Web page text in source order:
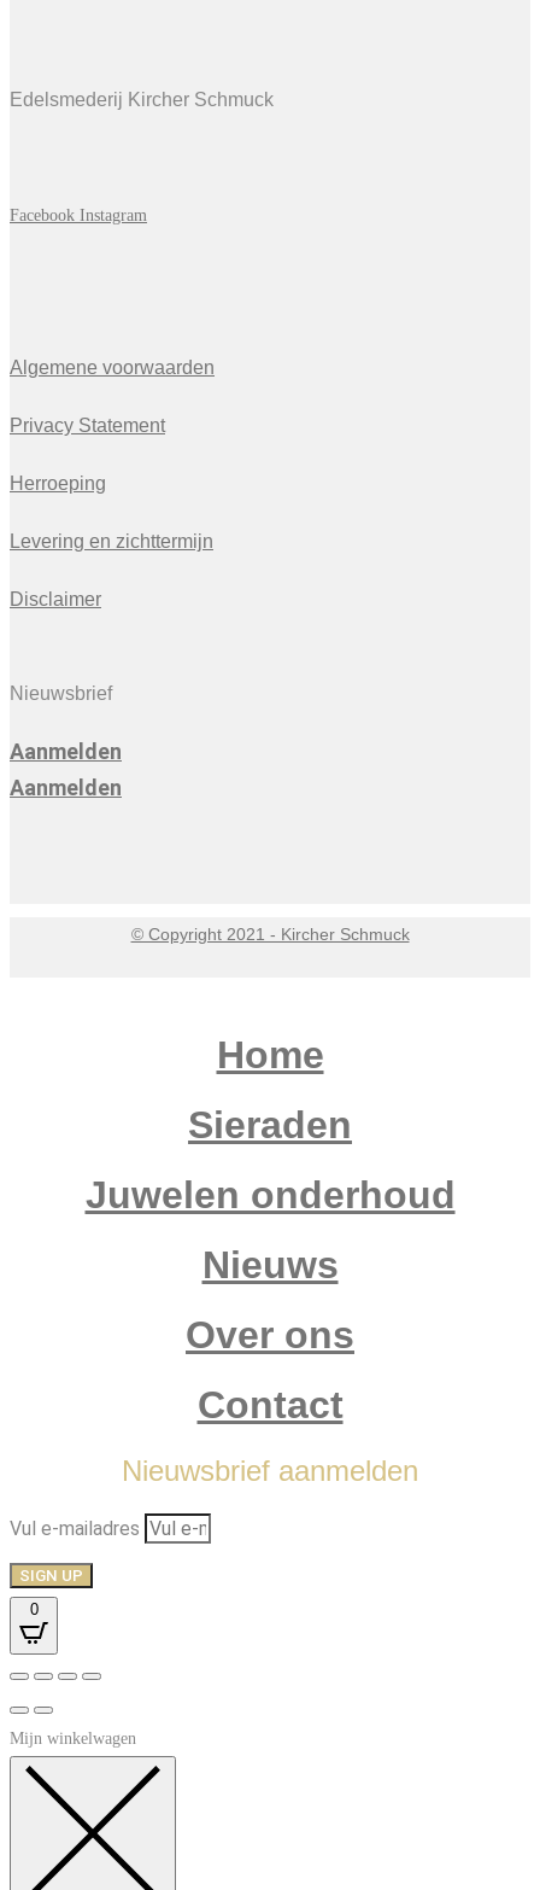
Edelsmederij Kircher Schmuck
Facebook Instagram
Algemene voorwaarden
Privacy Statement
Herroeping
Levering en zichttermijn
Disclaimer
Nieuwsbrief
Aanmelden
Aanmelden
© Copyright 2021 - Kircher Schmuck
Home
Sieraden
Juwelen onderhoud
Nieuws
Over ons
Contact
Nieuwsbrief aanmelden
Vul e-mailadres
SIGN UP
0
Mijn winkelwagen